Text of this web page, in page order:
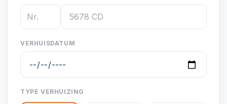
VERHUISDATUM
TYPE VERHUIZING